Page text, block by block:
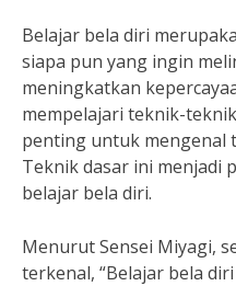
Belajar bela diri
siapa pun yang ingin
meningkatkan
mempelajari teknik-
penting untuk mengenal
Teknik dasar ini menjadi
belajar bela diri.
Menurut Sensei Miyagi,
terkenal, “Belajar bela